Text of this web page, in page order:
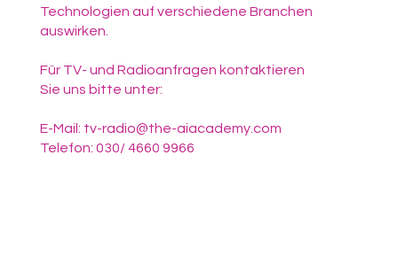
Technologien auf verschiedene Branchen
auswirken.
Für TV- und Radioanfragen kontaktieren
Sie uns bitte unter:
E-Mail: tv-radio@the-aiacademy.com
Telefon: 030/ 4660 9966